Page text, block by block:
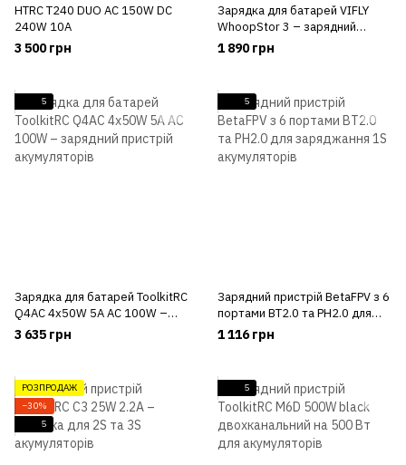
HTRC T240 DUO AC 150W DC
240W 10A
3 500 грн
Зарядка для батарей VIFLY
WhoopStor 3 – зарядний
пристрій для 1s акумуляторів
1 890 грн
5
Зарядка для батарей ToolkitRC
Q4AC 4x50W 5A AC 100W –
зарядний пристрій
акумуляторів
3 635 грн
5
Зарядний пристрій BetaFPV з 6
портами BT2.0 та PH2.0 для
заряджання 1S акумуляторів
1 116 грн
РОЗПРОДАЖ
−30%
5
5